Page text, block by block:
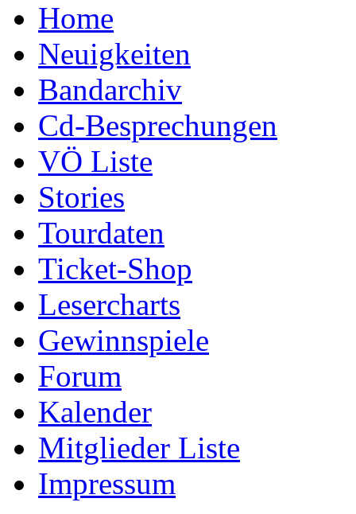
Home
Neuigkeiten
Bandarchiv
Cd-Besprechungen
VÖ Liste
Stories
Tourdaten
Ticket-Shop
Lesercharts
Gewinnspiele
Forum
Kalender
Mitglieder Liste
Impressum